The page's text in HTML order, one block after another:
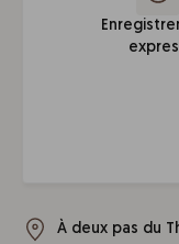
À deux pas du